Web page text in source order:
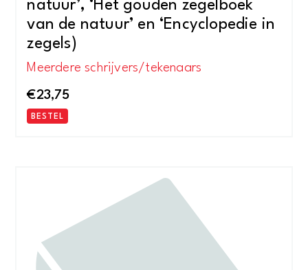
natuur’, ‘Het gouden zegelboek
van de natuur’ en ‘Encyclopedie in
zegels)
Meerdere schrijvers/tekenaars
€23,75
BESTEL